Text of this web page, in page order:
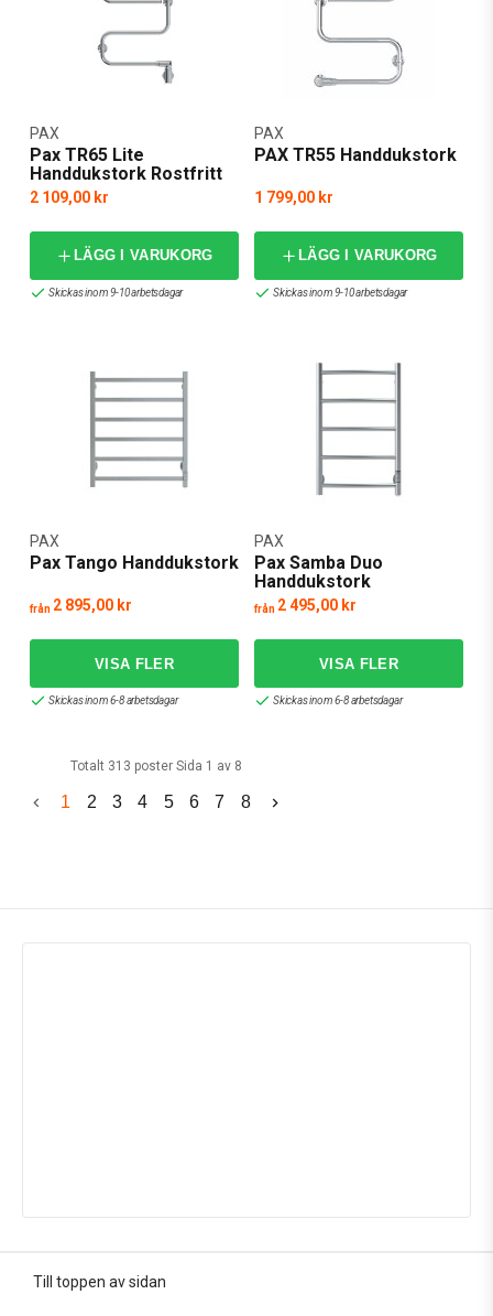
Pax TR65 Lite
Handdukstork Rostfritt
Stål
PAX
2 109,00 kr
LÄGG I VARUKORG
Skickas inom 9-10 arbetsdagar
PAX TR55 Handdukstork
PAX
1 799,00 kr
LÄGG I VARUKORG
Skickas inom 9-10 arbetsdagar
Pax Tango Handdukstork
PAX
från 2 895,00 kr
Skickas inom 6-8 arbetsdagar
Pax Samba Duo
Handdukstork
PAX
från 2 495,00 kr
Skickas inom 6-8 arbetsdagar
Totalt 313 poster Sida 1 av 8
1 2 3 4 5 6 7 8
Till toppen av sidan